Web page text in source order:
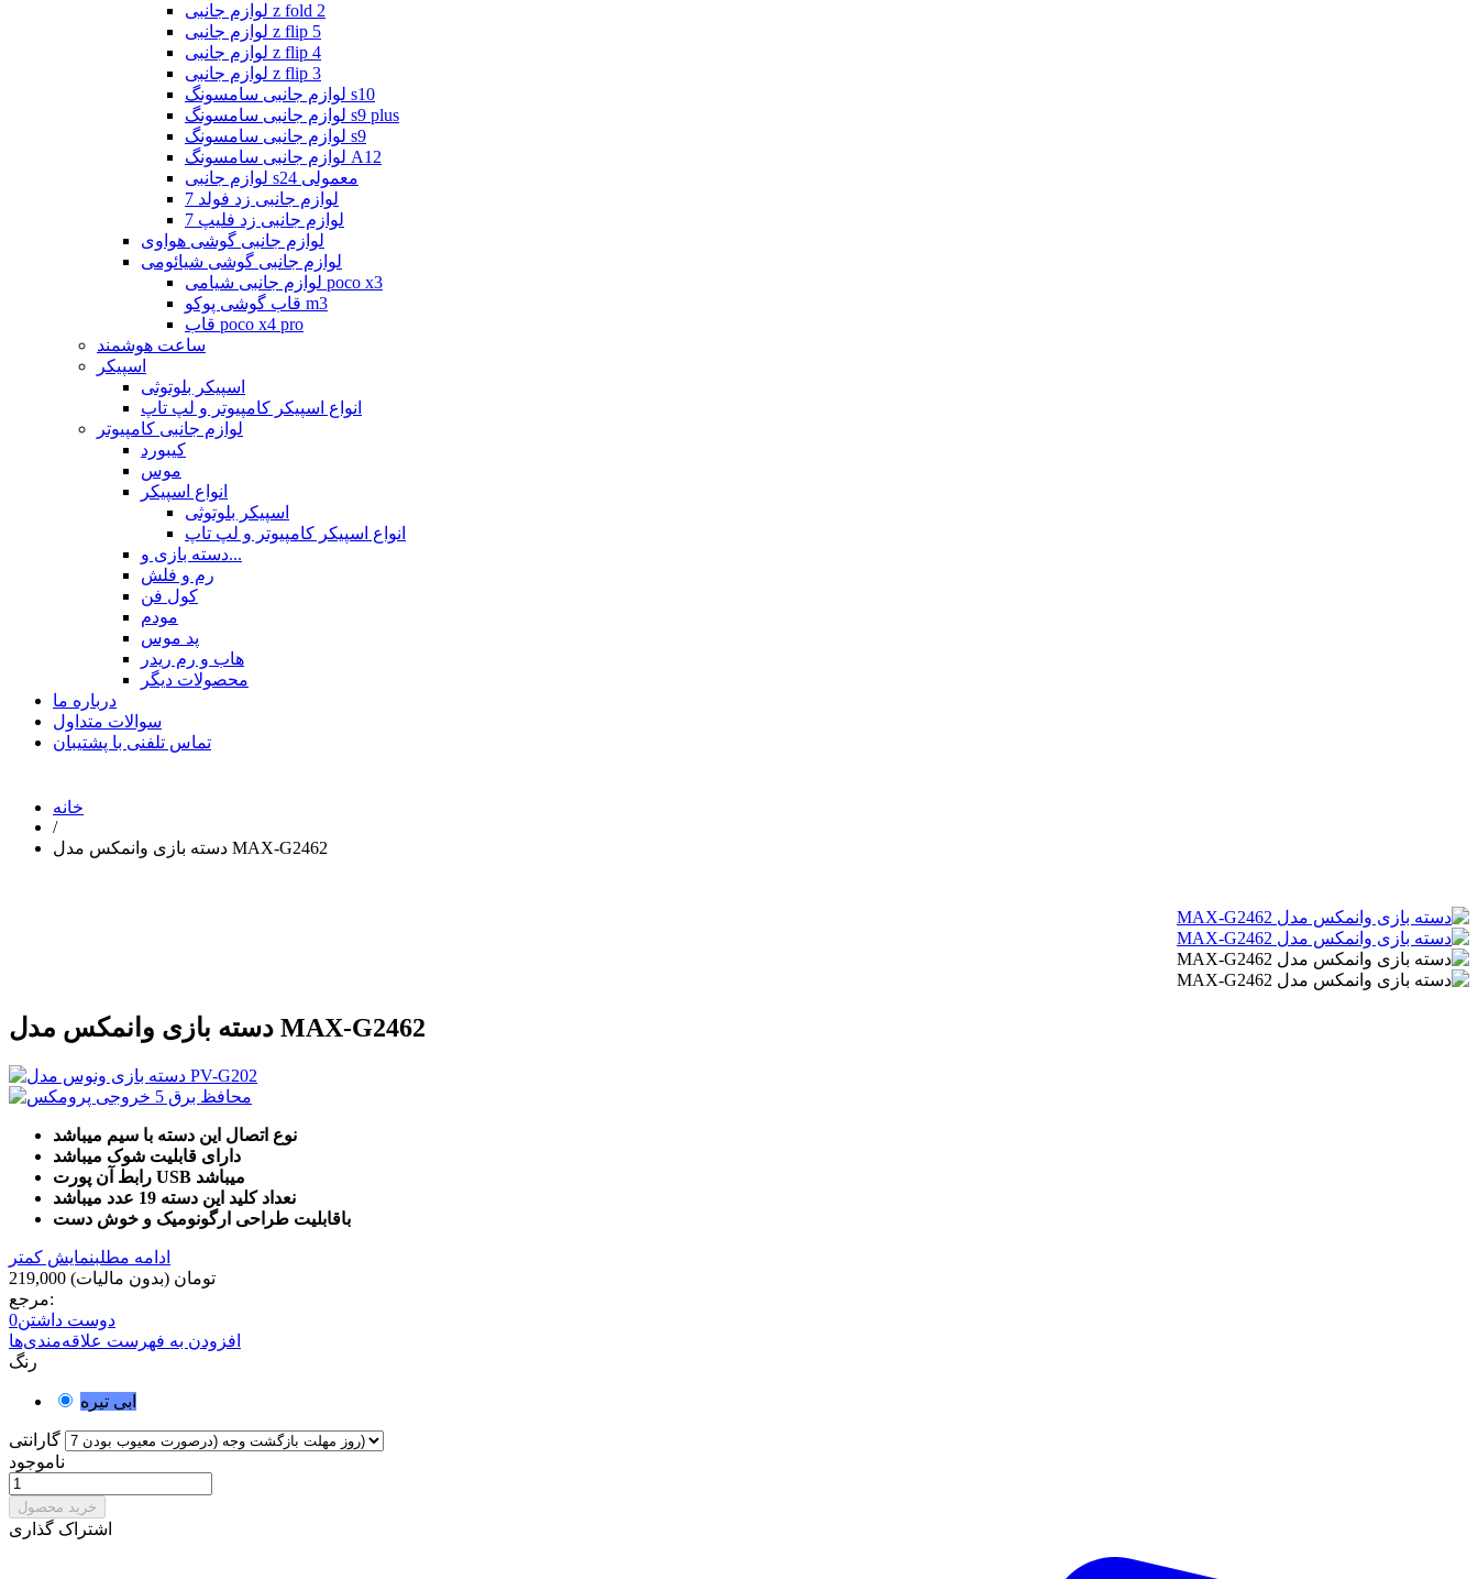
لوازم جانبی z fold 2
لوازم جانبی z flip 5
لوازم جانبی z flip 4
لوازم جانبی z flip 3
لوازم جانبی سامسونگ s10
لوازم جانبی سامسونگ s9 plus
لوازم جانبی سامسونگ s9
لوازم جانبی سامسونگ A12
لوازم جانبی s24 معمولی
لوازم جانبی زد فولد 7
لوازم جانبی زد فلیپ 7
لوازم جانبی گوشی هواوی
لوازم جانبی گوشی شیائومی
لوازم جانبی شیامی poco x3
قاب گوشی پوکو m3
قاب poco x4 pro
ساعت هوشمند
اسپیکر
اسپیکر بلوتوثی
انواع اسپیکر کامپیوتر و لپ تاپ
لوازم جانبی کامپیوتر
کیبورد
موس
انواع اسپیکر
اسپیکر بلوتوثی
انواع اسپیکر کامپیوتر و لپ تاپ
دسته بازی و...
رم و فلش
کول فن
مودم
پد موس
هاب و رم ریدر
محصولات دیگر
درباره ما
سوالات متداول
تماس تلفنی با پشتیبان
خانه
/
دسته بازی وانمکس مدل MAX-G2462
دسته بازی وانمکس مدل MAX-G2462
نوع اتصال این دسته با سیم میباشد
دارای قابلیت شوک میباشد
رابط آن پورت USB میباشد
نعداد کلید این دسته 19 عدد میباشد
باقابلیت طراحی ارگونومیک و خوش دست
ادامه مطلبنمایش کمتر
219,000 تومان (بدون مالیات)
مرجع:
دوست داشتن0
افزودن به فهرست علاقه‌مندی‌ها
رنگ
ابی تیره
گارانتی
ناموجود
خرید محصول
اشتراک گذاری